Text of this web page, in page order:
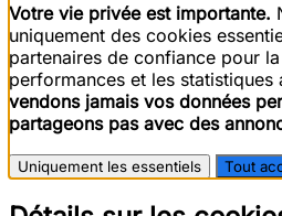
Votre vie privée est importante.
uniquement des cookies
partenaires de confiance pour
performances et les statistiques
vendons jamais vos données
partageons pas avec des
Uniquement les essentiels Tout